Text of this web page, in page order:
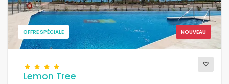
NOUVEAU
OFFRE SPÉCIALE
Lemon Tree